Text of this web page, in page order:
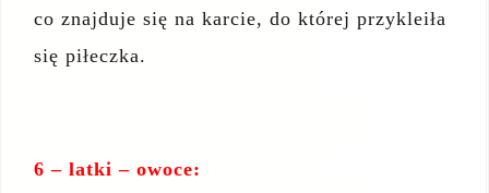
co znajduje się na karcie, do której przykleiła
się piłeczka.
6 – latki – owoce: